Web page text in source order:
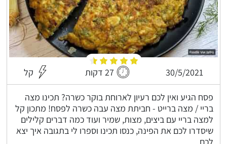
30/5/2021 27 דקות קל
פסח הגיע ואין לכם רעיון לארוחת בוקר כשרה? תכינו מצה
בריי / מצה ברייט - חביתת מצה עבה כשרה לפסח! מתכון קל
למצה בריי עם ביצים, מצות, שמיר ועוד כמה דברים קלילים
שיסדרו לכם את הפינה, כנסו תכינו וספרו לי בתגובה איך יצא
לכם.